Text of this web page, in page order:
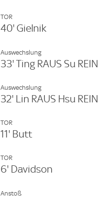
TOR
40' Gielnik
Auswechslung
33' Ting RAUS Su REIN
Auswechslung
32' Lin RAUS Hsu REIN
TOR
11' Butt
TOR
6' Davidson
Anstoß